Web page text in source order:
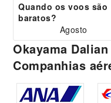
Quando os voos são
baratos?
Agosto
Okayama
Companhias